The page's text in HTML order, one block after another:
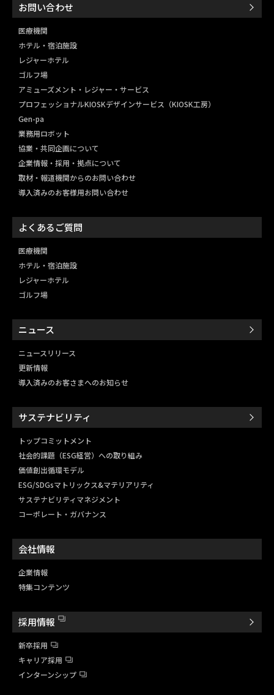
お問い合わせ
医療機関
ホテル・宿泊施設
レジャーホテル
ゴルフ場
アミューズメント・レジャー・ サービス
プロフェッショナルKIOSKデザインサービス（KIOSK工房）
Gen-pa
業務用ロボット
協業・共同企画について
企業情報・採用・拠点について
取材・報道機関からのお問い合わせ
導入済みのお客様用お問い合わせ
よくあるご質問
医療機関
ホテル・宿泊施設
レジャーホテル
ゴルフ場
ニュース
ニュースリリース
更新情報
導入済みのお客さまへのお知らせ
サステナビリティ
トップコミットメント
社会的課題（ESG経営） への取り組み
価値創出循環モデル
ESG/SDGsマトリックス&マテリアリティ
サステナビリティマネジメント
コーポレート・ガバナンス
会社情報
企業情報
特集コンテンツ
採用情報
新卒採用
キャリア採用
インターンシップ